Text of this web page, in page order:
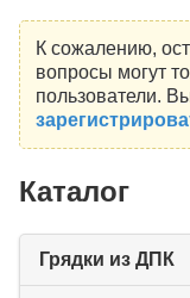
К сожалению,
вопросы могут
пользователи.
Каталог
Грядки из ДПК